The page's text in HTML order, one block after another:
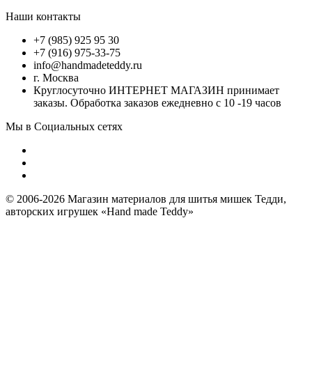
Наши контакты
+7 (985) 925 95 30
+7 (916) 975-33-75
info@handmadeteddy.ru
г. Москва
Круглосуточно ИНТЕРНЕТ МАГАЗИН принимает
заказы. Обработка заказов ежедневно с 10 -19 часов
Мы в Социальных сетях
© 2006-2026 Магазин материалов для шитья мишек Тедди,
авторских игрушек «Hand made Teddy»